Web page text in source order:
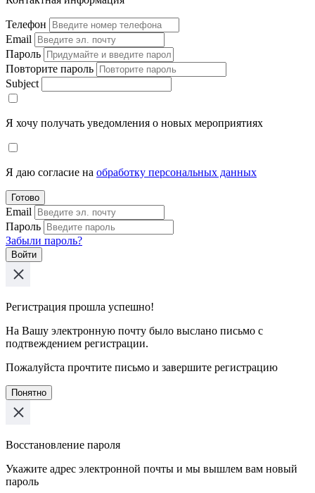
Телефон
Email
Пароль
Повторите пароль
Subject
Я хочу получать уведомления о новых мероприятиях
Я даю согласие на обработку персональных данных
Готово
Email
Пароль
Забыли пароль?
Войти
Регистрация прошла успешно!
На Вашу электронную почту было выслано письмо с
подтвеждением регистрации.
Пожалуйста прочтите письмо и завершите регистрацию
Понятно
Восстановление пароля
Укажите адрес электронной почты и мы вышлем вам новый
пароль